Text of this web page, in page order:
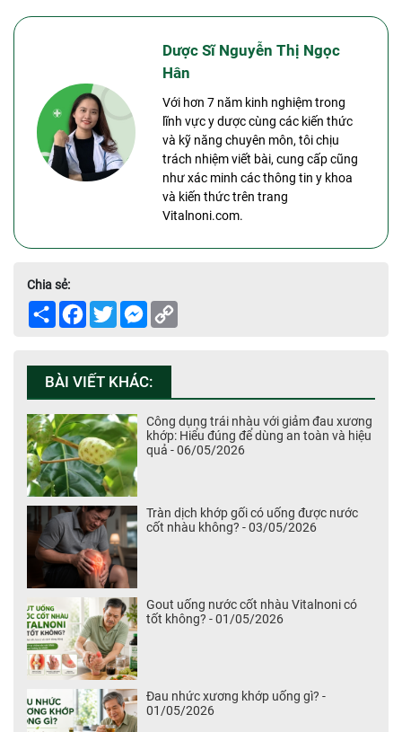
Dược Sĩ Nguyễn Thị Ngọc
Hân
Với hơn 7 năm kinh nghiệm trong
lĩnh vực y dược cùng các kiến thức
và kỹ năng chuyên môn, tôi chịu
trách nhiệm viết bài, cung cấp cũng
như xác minh các thông tin y khoa
và kiến thức trên trang
Vitalnoni.com.
Chia sẻ:
Share Facebook
TwitterMessenger
BÀI VIẾT KHÁC:
Công dụng trái nhàu với giảm đau xương
khớp: Hiểu đúng để dùng an toàn và hiệu
quả - 06/05/2026
Tràn dịch khớp gối có uống được nước
cốt nhàu không? - 03/05/2026
Gout uống nước cốt nhàu Vitalnoni có
tốt không? - 01/05/2026
Đau nhức xương khớp uống gì? -
01/05/2026